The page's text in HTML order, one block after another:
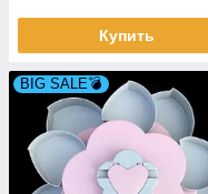
Купить
BIG SALE💣